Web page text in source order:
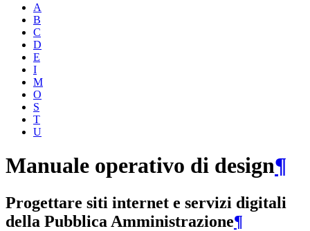
A
B
C
D
E
I
M
O
S
T
U
Manuale operativo di design¶
Progettare siti internet e servizi digitali
della Pubblica Amministrazione¶